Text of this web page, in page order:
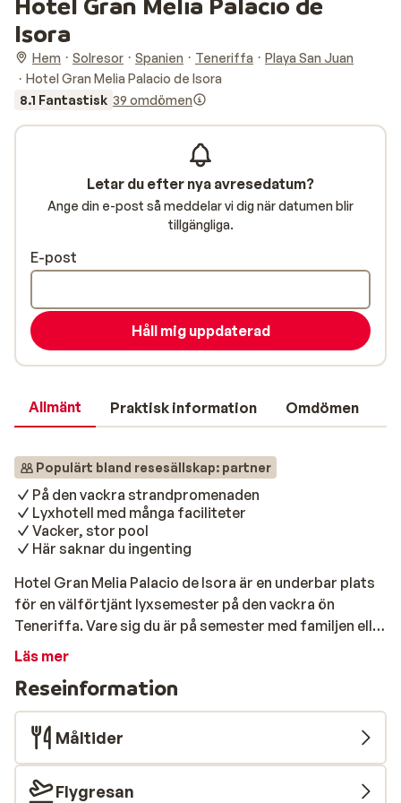
Isora
Hem Solresor Spanien Teneriffa
Playa San Juan
Hotel Gran Melia Palacio de Isora
8.1 Fantastisk 39 omdömen
Allmänt Praktisk information Omdömen
Populärt bland resesällskap: partner
På den vackra strandpromenaden
Lyxhotell med många faciliteter
Vacker, stor pool
Här saknar du ingenting
Hotel Gran Melia Palacio de Isora är en underbar plats
för en välförtjänt lyxsemester på den vackra ön
Teneriffa. Vare sig du är på semester med familjen eller
bara två av er kommer du inte att sakna något här.
Juan och har en vacker, stor trädgård med flera pooler
omgivna av vajande palmer och platser där du kan sola
och njuta av svala drycker hela dagen. God mat är
förstås också viktigt på semestern, och det är något
som verkligen finns här. Det finns flera restauranger
för att fresta smaklökarna, bland annat en
Läs mer
Reseinformation
Måltider
Flygresan
Letar du efter nya avresedatum?
Ange din e-post så meddelar vi dig när datumen blir
tillgängliga.
E-post
Håll mig uppdaterad